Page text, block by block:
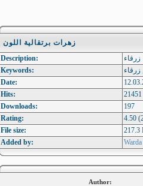
زهرات برتقالية اللون
Description:
زرقاء
Keywords:
زرقاء
Date:
Hits:
21451
Downloads:
197
Rating:
4.50
File size:
217.3
Added by:
Warda
Author: